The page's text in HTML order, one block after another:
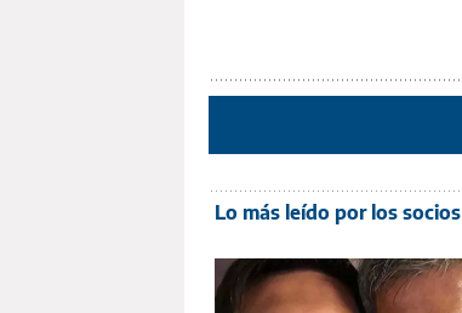
Lo más leído por los socios